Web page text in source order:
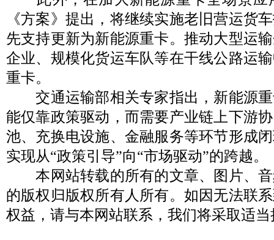
《方案》提出，将继续实施老旧营运货
先支持更新为新能源重卡。推动大型运
企业、规模化货运车队等在干线公路运
重卡。
交通运输部相关专家指出，新能源重
能仅靠政策驱动，而需要产业链上下游
池、充换电设施、金融服务等环节形成
实现从“政策引导”向“市场驱动”的跨越
本网站转载的所有的文章、图片、音
的版权归版权所有人所有。如因无法联
权益，请与本网站联系，我们将采取适